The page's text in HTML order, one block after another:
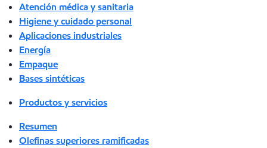
Atención médica y sanitaria
Higiene y cuidado personal
Aplicaciones industriales
Energía
Empaque
Bases sintéticas
Productos y servicios
Resumen
Olefinas superiores ramificadas